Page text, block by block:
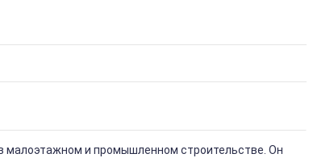
малоэтажном и промышленном строительстве. Он